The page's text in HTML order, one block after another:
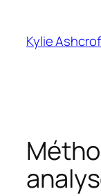
content
Kylie